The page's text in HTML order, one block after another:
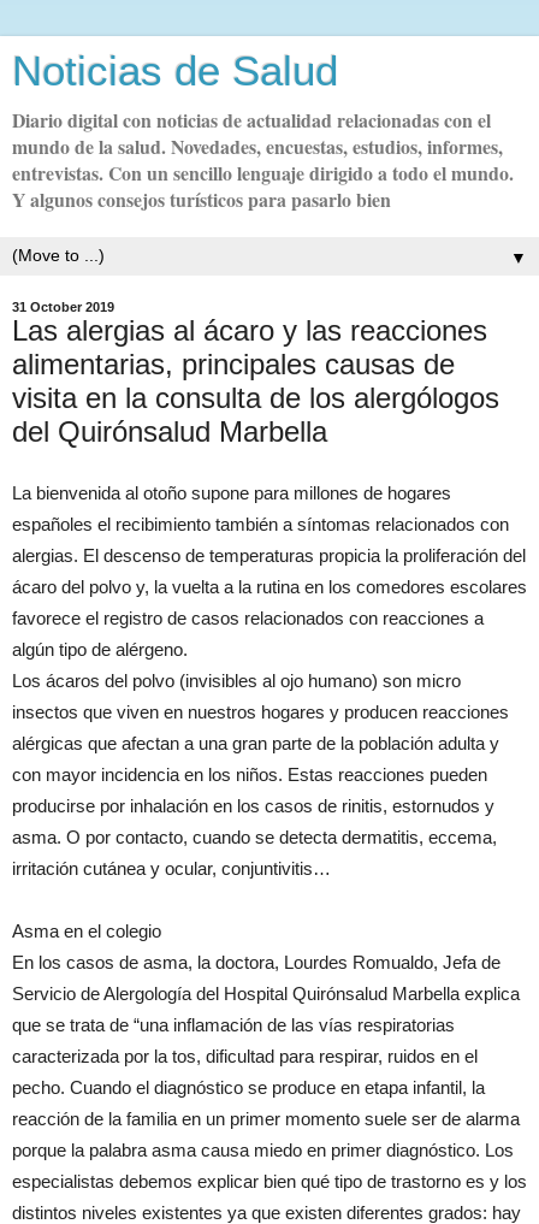
Noticias de Salud
Diario digital con noticias de actualidad relacionadas con el
mundo de la salud. Novedades, encuestas, estudios, informes,
entrevistas. Con un sencillo lenguaje dirigido a todo el mundo.
Y algunos consejos turísticos para pasarlo bien
▼
31 October 2019
Las alergias al ácaro y las reacciones
alimentarias, principales causas de
visita en la consulta de los alergólogos
del Quirónsalud Marbella
La bienvenida al otoño supone para millones de hogares
españoles el recibimiento también a síntomas relacionados con
alergias. El descenso de temperaturas propicia la proliferación del
ácaro del polvo y, la vuelta a la rutina en los comedores escolares
favorece el registro de casos relacionados con reacciones a
algún tipo de alérgeno.
Los ácaros del polvo (invisibles al ojo humano) son micro
insectos que viven en nuestros hogares y producen reacciones
alérgicas que afectan a una gran parte de la población adulta y
con mayor incidencia en los niños. Estas reacciones pueden
producirse por inhalación en los casos de rinitis, estornudos y
asma. O por contacto, cuando se detecta dermatitis, eccema,
irritación cutánea y ocular, conjuntivitis…
Asma en el colegio
En los casos de asma, la doctora, Lourdes Romualdo, Jefa de
Servicio de Alergología del Hospital Quirónsalud Marbella explica
que se trata de “una inflamación de las vías respiratorias
caracterizada por la tos, dificultad para respirar, ruidos en el
pecho. Cuando el diagnóstico se produce en etapa infantil, la
reacción de la familia en un primer momento suele ser de alarma
porque la palabra asma causa miedo en primer diagnóstico. Los
especialistas debemos explicar bien qué tipo de trastorno es y los
distintos niveles existentes ya que existen diferentes grados: hay